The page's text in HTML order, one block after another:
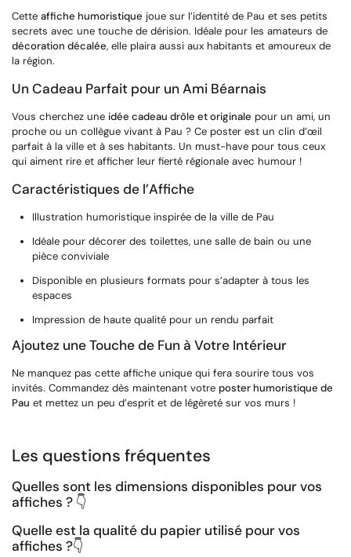
Cette affiche humoristique joue sur l’identité de Pau et ses petits
secrets avec une touche de dérision. Idéale pour les amateurs de
décoration décalée, elle plaira aussi aux habitants et amoureux de
la région.
Un Cadeau Parfait pour un Ami Béarnais
Vous cherchez une idée cadeau drôle et originale pour un ami, un
proche ou un collègue vivant à Pau ? Ce poster est un clin d’œil
parfait à la ville et à ses habitants. Un must-have pour tous ceux
qui aiment rire et afficher leur fierté régionale avec humour !
Caractéristiques de l’Affiche
Illustration humoristique inspirée de la ville de Pau
Idéale pour décorer des toilettes, une salle de bain ou une
pièce conviviale
Disponible en plusieurs formats pour s’adapter à tous les
espaces
Impression de haute qualité pour un rendu parfait
Ajoutez une Touche de Fun à Votre Intérieur
Ne manquez pas cette affiche unique qui fera sourire tous vos
invités. Commandez dès maintenant votre poster humoristique de
Pau et mettez un peu d’esprit et de légèreté sur vos murs !
Les questions fréquentes
Quelles sont les dimensions disponibles pour vos
affiches ? 👇
Quelle est la qualité du papier utilisé pour vos
affiches ?👇